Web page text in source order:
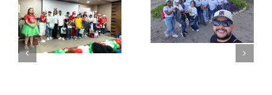
Participación
limpieza
Ciénaga
Apoyo a